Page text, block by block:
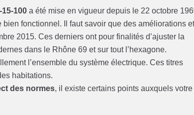
100 a été mise en vigueur depuis le 22 octobre
fonctionnel. Il faut savoir que des améliorations
2015. Ces derniers ont pour finalités d’ajuster la
dans le Rhône 69 et sur tout l’hexagone.
l’ensemble du système électrique. Ces titres
habitations.
des normes, il existe certains points auxquels votre